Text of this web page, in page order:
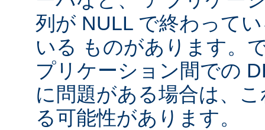
列が NULL で終わって
いる ものがあります。
プリケーション間での
に問題がある場合は、
る可能性があります。